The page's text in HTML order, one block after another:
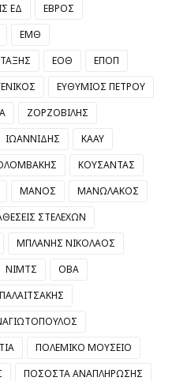
ΕΔ
ΕΒΡΟΣ
ΕΜΘ
ΕΟΘ
ΕΠΟΠ
ΕΥΘΥΜΙΟΣ ΠΕΤΡΟΥ
ΖΟΡΖΟΒΙΛΗΣ
ΙΩΑΝΝΙΔΗΣ
ΚΑΑΥ
ΚΟΥΣΑΝΤΑΣ
ΜΑΝΟΣ
ΜΑΝΩΛΑΚΟΣ
ΣΤΕΛΕΧΩΝ
ΜΠΛΑΝΗΣ ΝΙΚΟΛΑΟΣ
ΝΙΜΤΣ
ΟΒΑ
ΠΑΛΑΙΤΣΑΚΗΣ
ΠΟΛΕΜΙΚΟ ΜΟΥΣΕΙΟ
ΠΟΣΟΣΤΑ ΑΝΑΠΛΗΡΩΣΗΣ